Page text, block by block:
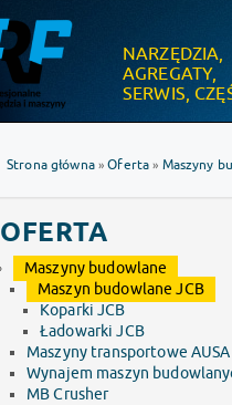
NARZĘDZIA,
SERWIS,
.
Strona główna»Oferta » Maszyny
OFERTA
Maszyny budowlane
Maszyn budowlane JCB
Koparki JCB
Ładowarki JCB
Maszyny transportowe AUSA
Wynajem maszyn
MB Crusher